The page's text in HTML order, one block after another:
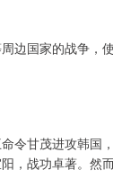
边国家的战争，
令甘茂进攻韩国
，战功卓著。然